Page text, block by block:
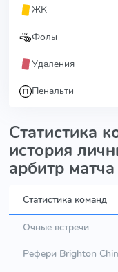
ЖК
Фолы
Удаления
Пенальти
Статистика
история
арбитр матча
Статистика команд
Очные встречи
Рефери Brighton